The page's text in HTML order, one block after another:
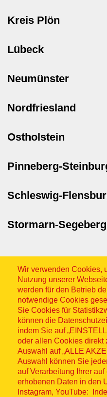
Kreis Plön
Lübeck
Neumünster
Nordfriesland
Ostholstein
Pinneberg-
Schleswig-
Stormarn-Segeberg
Wir verwenden Cookies,
Nutzung unserer
werden für den Betrieb
notwendige Cookies
Sie Cookies für
können die
indem Sie auf
oder allen Cookies direkt
Auswahl auf „ALLE
Auswahl können Sie
auf Verarbeitung Ihrer
erhobenen Daten in den
Instagram, YouTube:
Sitemap
© ASB 2026
Fußzeilenmenü
Impressum